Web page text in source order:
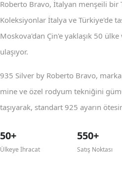
Roberto Bravo, İtalyan menşeili bir
Koleksiyonlar İtalya ve Türkiye'de
Moskova'dan Çin'e yaklaşık 50 ülke
ulaşıyor.
935 Silver by Roberto Bravo,
mine ve özel rodyum tekniğini
taşıyarak, standart 925 ayarın
50+
Ülkeye İhracat
550+
Satış Noktası